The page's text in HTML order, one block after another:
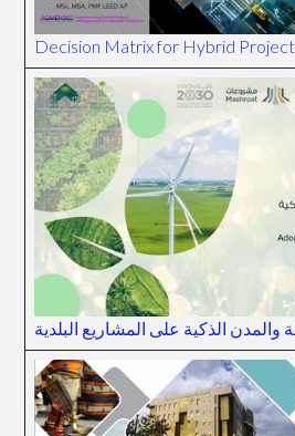
Decision Matrix for Hybrid
والمدن الذكية على المشاريع البلدية